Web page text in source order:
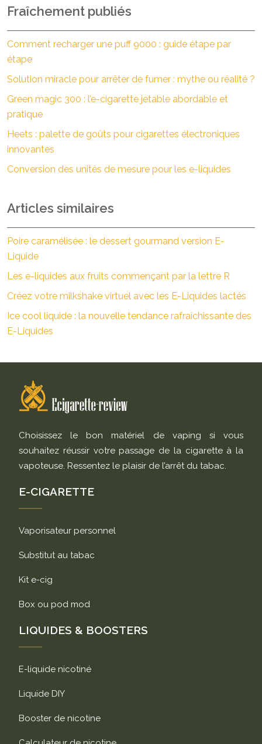
Fraîchement publiés
Comment recharger une puff 9000 : guide étape par
étape
Solution miracle pour arrêter de fumer : mythe ou réalité ?
Green magic 300 : l’e-cigarette jetable abordable et
pratique
Heets : palette de goûts pour cigarettes électroniques
innovantes
Conversion des unités de mesure pour les e-liquides
Articles similaires
Poire caramélisée : le dessert gourmand version E-
Liquide
Les e-liquides aux fruits commençant par la lettre R
Créez votre milkshake virtuel avec les E-Liquides lactés
Ice cool liquide : la nouvelle tendance rafraîchissante des
E-Liquides
Choisissez le bon matériel de vaping si vous
souhaitez réussir votre passage de la cigarette à la
vapoteuse. Ressentez le plaisir de l’arrêt du tabac.
E-CIGARETTE
Vaporisateur personnel
Substitut au tabac
Kit e-cig
Box ou pod mod
LIQUIDES & BOOSTERS
E-liquide nicotiné
Liquide DIY
Booster de nicotine